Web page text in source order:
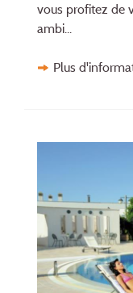
vous profi­tez de
ambi...
Plus